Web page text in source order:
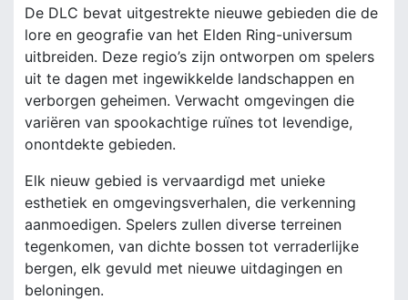
De DLC bevat uitgestrekte nieuwe gebieden die de
lore en geografie van het Elden Ring-universum
uitbreiden. Deze regio’s zijn ontworpen om spelers
uit te dagen met ingewikkelde landschappen en
verborgen geheimen. Verwacht omgevingen die
variëren van spookachtige ruïnes tot levendige,
onontdekte gebieden.
Elk nieuw gebied is vervaardigd met unieke
esthetiek en omgevingsverhalen, die verkenning
aanmoedigen. Spelers zullen diverse terreinen
tegenkomen, van dichte bossen tot verraderlijke
bergen, elk gevuld met nieuwe uitdagingen en
beloningen.